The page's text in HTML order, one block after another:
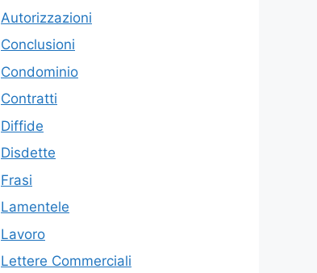
Autorizzazioni
Conclusioni
Condominio
Contratti
Diffide
Disdette
Frasi
Lamentele
Lavoro
Lettere Commerciali